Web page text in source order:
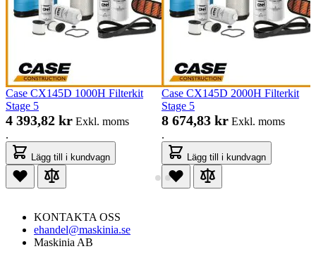
Case CX145D 1000H Filterkit
Stage 5
4 393,82 kr Exkl. moms
.
Lägg till i kundvagn
Case CX145D 2000H Filterkit
Stage 5
8 674,83 kr Exkl. moms
.
Lägg till i kundvagn
KONTAKTA OSS
ehandel@maskinia.se
Maskinia AB